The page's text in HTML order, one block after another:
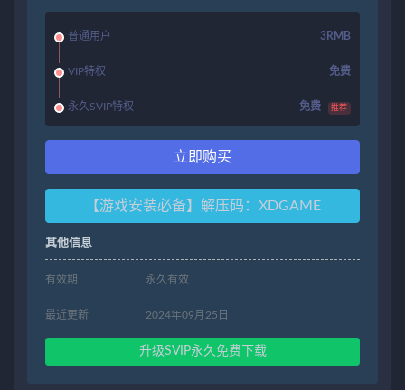
普通用户 3RMB
VIP特权 免费
永久SVIP特权 免费 推荐
立即购买
【游戏安装必备】解压码：XDGAME
其他信息
有效期 永久有效
最近更新 2024年09月25日
升级SVIP永久免费下载